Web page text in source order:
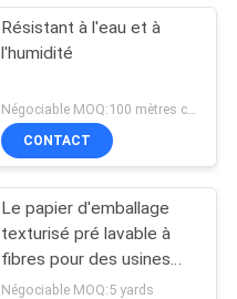
Résistant à l'eau et à
l'humidité
CONTACT
Le papier d'emballage
texturisé pré lavable à
fibres pour des usines
élèvent le papier 0.55mm
Négociable MOQ:5 yards